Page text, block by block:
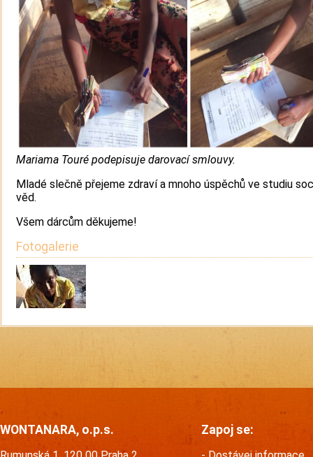
Mariama Touré podepisuje darovací smlouvy.
Mladé slečně přejeme zdraví a mnoho úspěchů ve studiu
věd.
Všem dárcům děkujeme!
Fotogalerie
WONTANARA, o.p.s. Zapoj se: